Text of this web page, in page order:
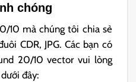
chóng
10 mà chúng tôi chia sẻ
CDR, JPG. Các bạn có
20/10 vector vui lòng
đây: